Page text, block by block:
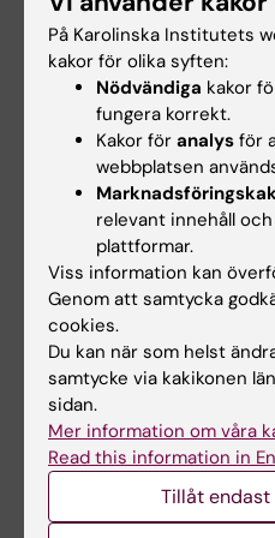
(genus, etnicitet,
specificeras inför
skriftligt formulerad
tillhandahållen mall.
samråd med
kommittén för
Arbetsformer
Projektet planeras
De specifika
varierar beroende på
och ämnesområde.
alltid med en av
skriftlig rapport som
studentens egna
På Karolinska Institutets
kakor för olika syften:
Nödvändiga kakor
fungera korrekt.
Kakor för analys för
webbplatsen
relevant innehåll
plattformar.
Viss information kan
Genom att samtycka
cookies.
Du kan när som helst
samtycke via kakikonen
sidan.
Mer information om våra
Read this information in
Tillåt endast